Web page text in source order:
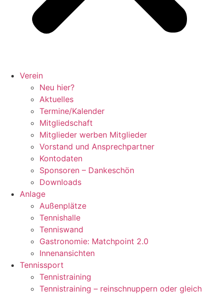
Verein
Neu hier?
Aktuelles
Termine/Kalender
Mitgliedschaft
Mitglieder werben Mitglieder
Vorstand und Ansprechpartner
Kontodaten
Sponsoren – Dankeschön
Downloads
Anlage
Außenplätze
Tennishalle
Tenniswand
Gastronomie: Matchpoint 2.0
Innenansichten
Tennissport
Tennistraining
Tennistraining – reinschnuppern oder gleich